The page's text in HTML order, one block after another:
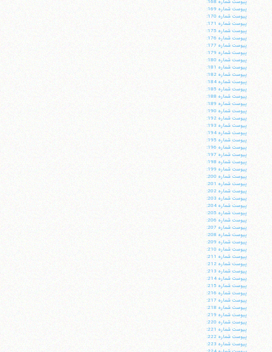
پيوست شماره 168:
پيوست شماره 169:
پيوست شماره 170:
پيوست شماره 171:
پيوست شماره 175:
پيوست شماره 176:
پيوست شماره 177:
پيوست شماره 179:
پيوست شماره 180:
پيوست شماره 181:
پيوست شماره 182:
پيوست شماره 184:
پيوست شماره 185:
پيوست شماره 188:
پيوست شماره 189:
پيوست شماره 190:
پيوست شماره 192:
پيوست شماره 193:
پيوست شماره 194:
پيوست شماره 195:
پيوست شماره 196:
پيوست شماره 197:
پيوست شماره 198:
پيوست شماره 199:
پيوست شماره 200:
پيوست شماره 201:
پيوست شماره 202:
پيوست شماره 203:
پيوست شماره 204:
پيوست شماره 205:
پيوست شماره 206:
پيوست شماره 207:
پيوست شماره 208:
پيوست شماره 209:
پيوست شماره 210:
پيوست شماره 211:
پيوست شماره 212:
پيوست شماره 213:
پيوست شماره 214:
پيوست شماره 215:
پيوست شماره 216:
پيوست شماره 217:
پيوست شماره 218:
پيوست شماره 219:
پيوست شماره 220:
پيوست شماره 221:
پيوست شماره 222:
پيوست شماره 223: